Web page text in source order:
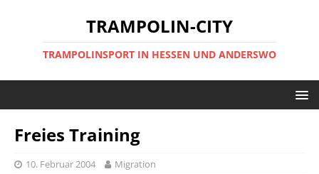
TRAMPOLIN-CITY
TRAMPOLINSPORT IN HESSEN UND ANDERSWO
Freies Training
10. Februar 2004 Migration